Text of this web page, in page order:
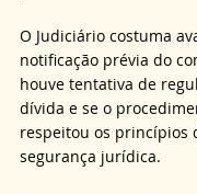
O Judiciário costuma
notificação prévia do
houve tentativa de
dívida e se o
respeitou os princípios
segurança jurídica.